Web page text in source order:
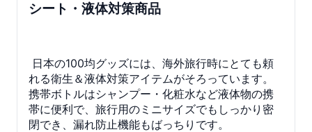
シート・液体対策商品
日本の100均グッズには、海外旅行時にとても頼
れる衛生＆液体対策アイテムがそろっています。
携帯ボトルはシャンプー・化粧水など液体物の携
帯に便利で、旅行用のミニサイズでもしっかり密
閉でき、漏れ防止機能もばっちりです。